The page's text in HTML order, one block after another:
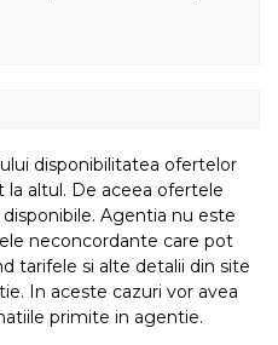
disponibilitatea ofertelor
altul. De aceea ofertele
Agentia nu este
neconcordante care pot
tarifele si alte detalii din site
In aceste cazuri vor avea
primite in agentie.